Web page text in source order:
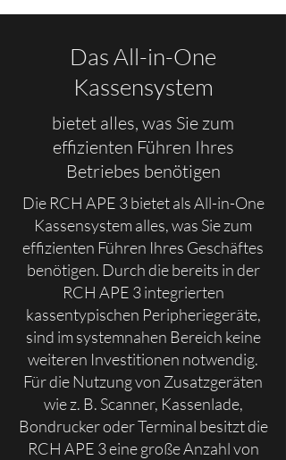
Das All-in-One
Kassensystem
bietet alles, was Sie zum
effizienten Führen Ihres
Betriebes benötigen
Die RCH APE 3 bietet als All-in-One
Kassensystem alles, was Sie zum
effizienten Führen Ihres Geschäftes
benötigen. Durch die bereits in der
RCH APE 3 integrierten
kassentypischen Peripheriegeräte,
sind im systemnahen Bereich keine
weiteren Investitionen notwendig.
Für die Nutzung von Zusatzgeräten
wie z. B. Scanner, Kassenlade,
Bondrucker oder Terminal besitzt die
RCH APE 3 eine große Anzahl von